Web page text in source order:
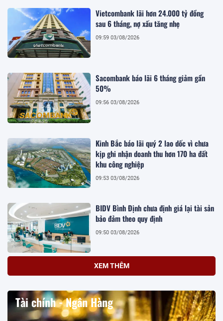
Vietcombank lãi hơn 24.000 tỷ đồng
sau 6 tháng, nợ xấu tăng nhẹ
09:59 03/08/2026
Sacombank báo lãi 6 tháng giảm gần
50%
09:56 03/08/2026
Kinh Bắc báo lãi quý 2 lao dốc vì chưa
kịp ghi nhận doanh thu hơn 170 ha đất
khu công nghiệp
09:53 03/08/2026
BIDV Bình Định chưa định giá lại tài sản
bảo đảm theo quy định
09:50 03/08/2026
XEM THÊM
Tài chính - Ngân Hàng